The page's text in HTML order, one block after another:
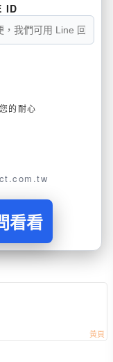
ID
的耐心
看看